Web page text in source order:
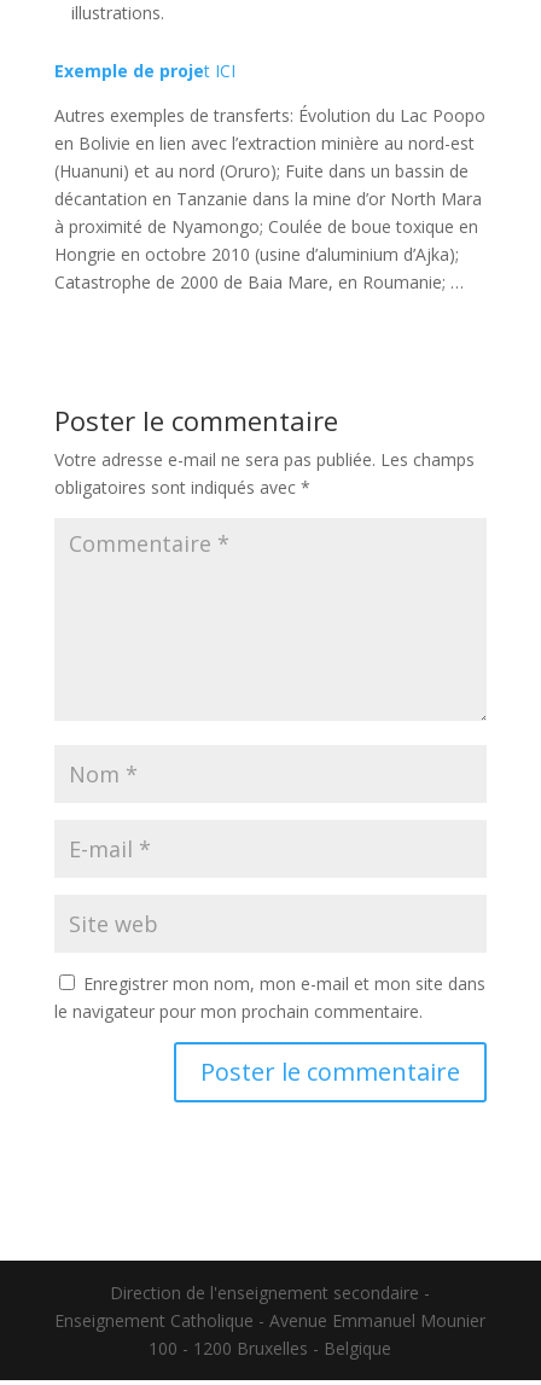
illustrations.
Exemple de projet ICI
Autres exemples de transferts: Évolution du Lac Poopo
en Bolivie en lien avec l’extraction minière au nord-est
(Huanuni) et au nord (Oruro); Fuite dans un bassin de
décantation en Tanzanie dans la mine d’or North Mara
à proximité de Nyamongo; Coulée de boue toxique en
Hongrie en octobre 2010 (usine d’aluminium d’Ajka);
Catastrophe de 2000 de Baia Mare, en Roumanie; …
Poster le commentaire
Votre adresse e-mail ne sera pas publiée. Les champs
obligatoires sont indiqués avec *
Enregistrer mon nom, mon e-mail et mon site dans
le navigateur pour mon prochain commentaire.
Direction de l'enseignement secondaire -
Enseignement Catholique - Avenue Emmanuel Mounier
100 - 1200 Bruxelles - Belgique